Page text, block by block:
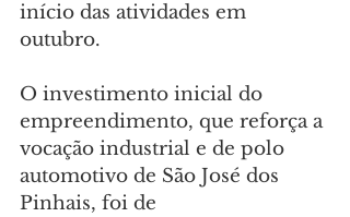
início das atividades em
outubro.
O investimento inicial do
empreendimento, que reforça a
vocação industrial e de polo
automotivo de São José dos
Pinhais, foi de